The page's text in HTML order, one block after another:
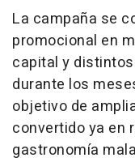
La campaña se
promocional en
capital y
durante los
objetivo de
convertido ya en
gastronomía